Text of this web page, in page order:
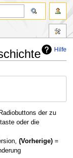
Hilfe
der zu
oder die
(Vorherige)=